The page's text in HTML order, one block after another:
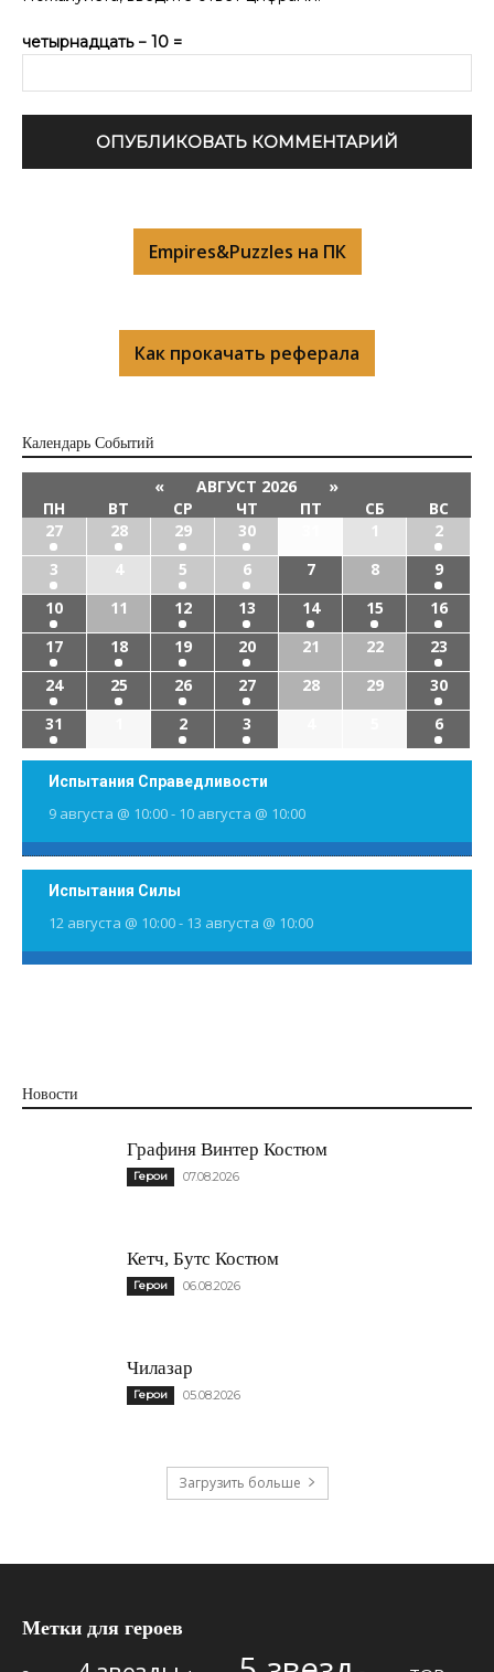
четырнадцать − 10 =
Empires&Puzzles на ПК
Как прокачать реферала
Календарь Cобытий
« АВГУСТ 2026
»
ПН
ВТ СР ЧТ ПТ СБ
ВС
27
28 29 30 1
2
3
4 5 6 7 8
9
10
11 12 13 14 15
16
17
18 19 20 21 22
23
24
25 26 27 28 29
30
31
2 3 6
Испытания Справедливости
9 августа @ 10:00- 10 августа @ 10:00
Испытания Силы
12 августа @ 10:00- 13 августа @ 10:00
Новости
Графиня Винтер Костюм
Герои 07.08.2026
Кетч, Бутс Костюм
Герои 06.08.2026
Чилазар
Герои 05.08.2026
Загрузить больше
Метки для героев